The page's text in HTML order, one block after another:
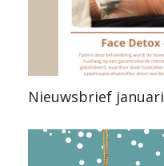
Nieuwsbrief januari